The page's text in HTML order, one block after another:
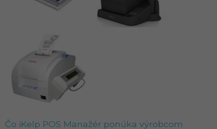
Čo iKelp POS Manažér ponúka výrobcom